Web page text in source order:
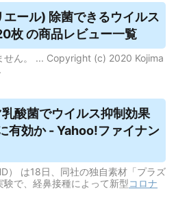
ール) 除菌できるウイルス
枚 の商品レビュー一覧
せん。 ... Copyright (c) 2020 Kojima
酸菌でウイルス抑制効果
有効か - Yahoo!ファイナン
） は18日、同社の独自素材「プラズ
で、経鼻接種によって新型コロナ